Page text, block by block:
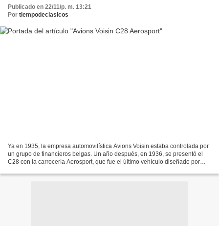
Publicado en 22/11/p. m. 13:21
Por tiempodeclasicos
Ya en 1935, la empresa automovilística Avions Voisin estaba controlada por
un grupo de financieros belgas. Un año después, en 1936, se presentó el
C28 con la carrocería Aerosport, que fue el último vehículo diseñado por